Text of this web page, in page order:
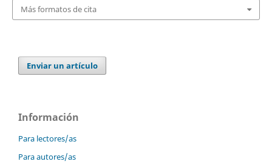
Más formatos de cita
Enviar un artículo
Información
Para lectores/as
Para autores/as